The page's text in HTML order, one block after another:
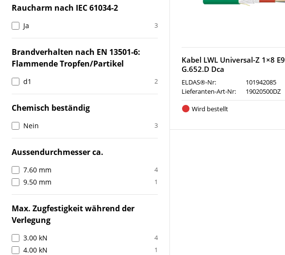
Raucharm nach IEC 61034-2
Ja 3
Brandverhalten nach EN 13501-6:
Flammende Tropfen/Partikel
d1 2
Chemisch beständig
Nein 3
Aussendurchmesser ca.
7.60 mm 4
9.50 mm 1
Max. Zugfestigkeit während der
Verlegung
3.00 kN 4
4.00 kN 1
Kabel LWL Universal-Z 1×8
G.652.D Dca
ELDAS®-Nr:
101942085
Lieferanten-Art-Nr:
19020500DZ
Wird bestellt